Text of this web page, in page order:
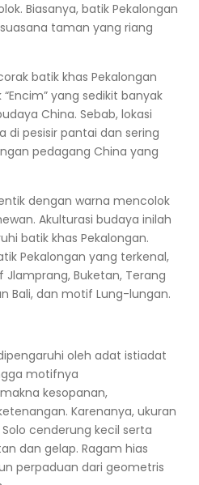
Biasanya, batik Pekalongan
taman yang riang
batik khas Pekalongan
yang sedikit banyak
China. Sebab, lokasi
di pesisir pantai dan sering
pedagang China yang
dengan warna mencolok
Akulturasi budaya inilah
batik khas Pekalongan.
Pekalongan yang terkenal,
Buketan, Terang
Bali, dan motif Lung-lungan.
oleh adat istiadat
motifnya
kesopanan,
Karenanya, ukuran
cenderung kecil serta
dan gelap. Ragam hias
perpaduan dari geometris